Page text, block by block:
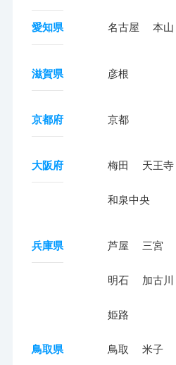
愛知県 名古屋 本山
滋賀県 彦根
京都府 京都
大阪府 梅田 天王寺
和泉中央
兵庫県 芦屋 三宮
明石 加古川
姫路
鳥取県 鳥取 米子